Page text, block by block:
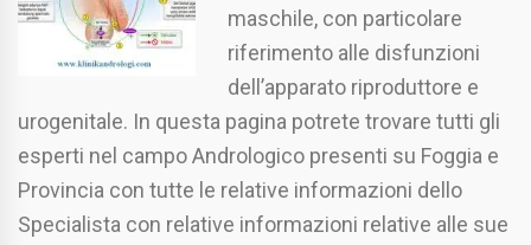
maschile, con particolare
riferimento alle disfunzioni
dell’apparato riproduttore e
urogenitale. In questa pagina potrete trovare tutti gli
esperti nel campo Andrologico presenti su Foggia e
Provincia con tutte le relative informazioni dello
Specialista con relative informazioni relative alle sue